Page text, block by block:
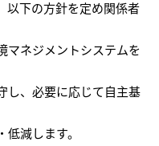
以下の方針を定め関係者
マネジメントシステムを
し、必要に応じて自主基
減します。